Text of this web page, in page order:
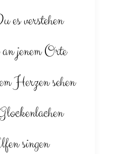
es verstehen
jenem Orte
Herzen sehen
singen